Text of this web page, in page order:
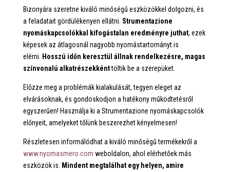
Bizonyára szeretne kiváló minőségű eszközökkel dolgozni, és
a feladatait gördülékenyen ellátni. Strumentazione
nyomáskapcsolókkal kifogástalan eredményre juthat, ezek
képesek az átlagosnál nagyobb nyomástartományt is
elérni.
Hosszú időn keresztül állnak rendelkezésre, magas
színvonalú alkatrészekkénttöltik be a szerepüket.
Előzze meg a problémák kialakulását, tegyen eleget az
elvárásoknak, és gondoskodjon a hatékony működtetésről
egyszerűen! Használja ki a Strumentazione nyomáskapcsolók
előnyeit, amelyeket tőlünk beszerezhet kényelmesen!
Részletesen informálódhat a kiváló minőségű termékekről a
www.nyomasmero.com weboldalon, ahol elérhetőek más
eszközök is.
Mindent megtalálhat egy helyen, amire